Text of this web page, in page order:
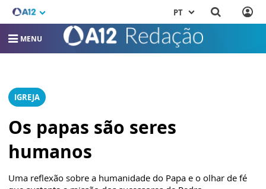
PT
MENU
IGREJA
Os papas são seres
humanos
Uma reflexão sobre a humanidade do Papa e o olhar de fé